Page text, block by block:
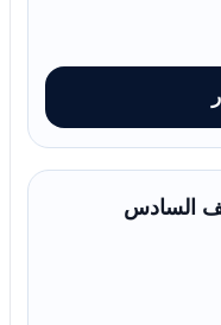
السادس